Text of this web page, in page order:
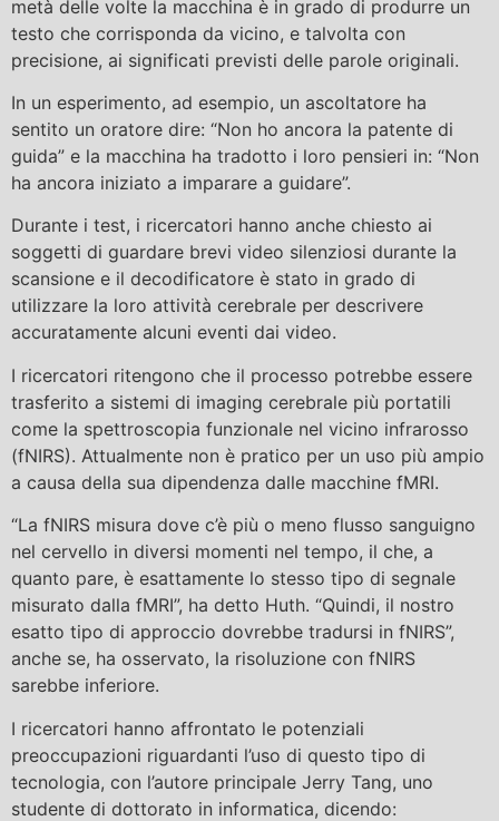
metà delle volte la macchina è in grado di produrre un
testo che corrisponda da vicino, e talvolta con
precisione, ai significati previsti delle parole originali.
In un esperimento, ad esempio, un ascoltatore ha
sentito un oratore dire: “Non ho ancora la patente di
guida” e la macchina ha tradotto i loro pensieri in: “Non
ha ancora iniziato a imparare a guidare”.
Durante i test, i ricercatori hanno anche chiesto ai
soggetti di guardare brevi video silenziosi durante la
scansione e il decodificatore è stato in grado di
utilizzare la loro attività cerebrale per descrivere
accuratamente alcuni eventi dai video.
I ricercatori ritengono che il processo potrebbe essere
trasferito a sistemi di imaging cerebrale più portatili
come la spettroscopia funzionale nel vicino infrarosso
(fNIRS). Attualmente non è pratico per un uso più ampio
a causa della sua dipendenza dalle macchine fMRI.
“La fNIRS misura dove c’è più o meno flusso sanguigno
nel cervello in diversi momenti nel tempo, il che, a
quanto pare, è esattamente lo stesso tipo di segnale
misurato dalla fMRI”, ha detto Huth. “Quindi, il nostro
esatto tipo di approccio dovrebbe tradursi in fNIRS”,
anche se, ha osservato, la risoluzione con fNIRS
sarebbe inferiore.
I ricercatori hanno affrontato le potenziali
preoccupazioni riguardanti l’uso di questo tipo di
tecnologia, con l’autore principale Jerry Tang, uno
studente di dottorato in informatica, dicendo: